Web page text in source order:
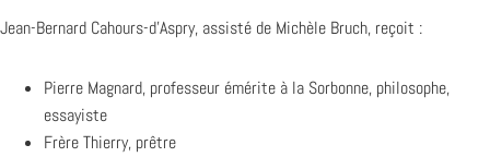
Jean-Bernard Cahours-d’Aspry, assisté de Michèle Bruch, reçoit :
Pierre Magnard, professeur émérite à la Sorbonne, philosophe,
essayiste
Frère Thierry, prêtre